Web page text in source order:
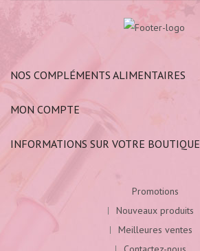
NOS COMPLÉMENTS ALIMENTAIRES
MON COMPTE
INFORMATIONS SUR VOTRE BOUTIQUE
Promotions
Nouveaux produits
Meilleures ventes